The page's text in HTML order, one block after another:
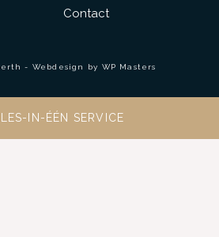
Contact
- Webdesign by WP Masters
IN-ÉÉN SERVICE